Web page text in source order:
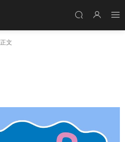
正文